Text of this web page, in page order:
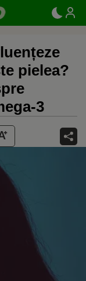
pielea?
3